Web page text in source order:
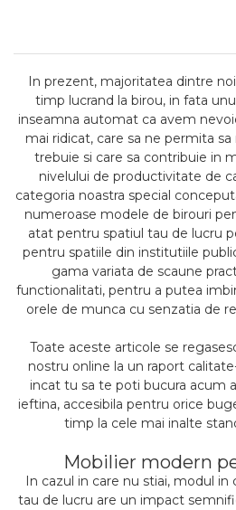
In prezent, majoritatea dintre
timp lucrand la birou, in fata
inseamna automat ca avem
mai ridicat, care sa ne permita
trebuie si care sa contribuie in
nivelului de productivitate de
categoria noastra special
numeroase modele de birouri
atat pentru spatiul tau de lucru
pentru spatiile din institutiile
gama variata de scaune
functionalitati, pentru a putea
orele de munca cu senzatia de
Toate aceste articole se
nostru online la un raport
incat tu sa te poti bucura acum
ieftina, accesibila pentru orice
timp la cele mai inalte
Mobilier modern
In cazul in care nu stiai, modul in
tau de lucru are un impact